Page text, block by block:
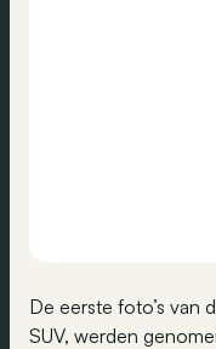
De eerste foto’s van
SUV, werden